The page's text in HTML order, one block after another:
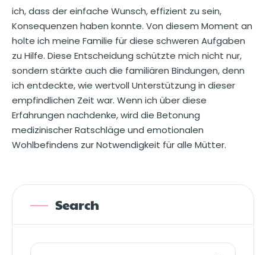
ich, dass der einfache Wunsch, effizient zu sein,
Konsequenzen haben konnte. Von diesem Moment an
holte ich meine Familie für diese schweren Aufgaben
zu Hilfe. Diese Entscheidung schützte mich nicht nur,
sondern stärkte auch die familiären Bindungen, denn
ich entdeckte, wie wertvoll Unterstützung in dieser
empfindlichen Zeit war. Wenn ich über diese
Erfahrungen nachdenke, wird die Betonung
medizinischer Ratschläge und emotionalen
Wohlbefindens zur Notwendigkeit für alle Mütter.
Search